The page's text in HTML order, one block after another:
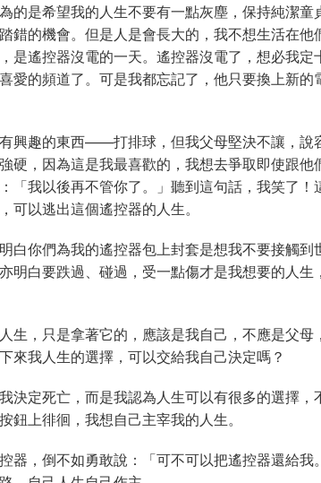
的是希望我的人生不要有一點灰塵，保持純潔童
錯的機會。但是人是會長大的，我不想生活在他
是遙控器沒電的一天。遙控器沒電了，想必我定
愛的頻道了。可是我都忘記了，他只要換上新的
興趣的東西——打排球，但我父母堅決不讓，說
硬，因為這是我最喜歡的，我想去爭取即使跟他
「我以後再不管你了。」聽到這句話，我笑了！
以逃出這個遙控器的人生。
白你們為我的遙控器包上封套是想我不要接觸到
明白要跌過、碰過，受一點傷才是我想要的人生
生，只是拿著它的，應該是我自己，不應是父母
來我人生的選擇，可以交給我自己決定嗎？
決定死亡，而是我認為人生可以有很多的選擇，
上徘徊，我想自己主宰我的人生。
器，倒不如勇敢說：「可不可以把遙控器還給我